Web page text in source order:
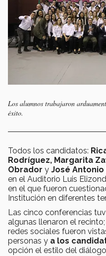
Los alumnos trabajaron
éxito.
Todos los candidatos:
Rodríguez, Margarita
Obrador y José Antonio
en el Auditorio Luis
en el que fueron
Institución en diferentes
Las cinco conferencias
algunas llenaron el
redes sociales fueron
personas y a los
opción el estilo del